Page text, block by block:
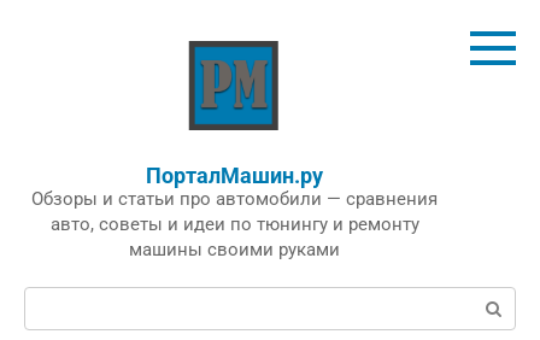
ПорталМашин.ру
Обзоры и статьи про автомобили — сравнения
авто, советы и идеи по тюнингу и ремонту
машины своими руками
Поиск: